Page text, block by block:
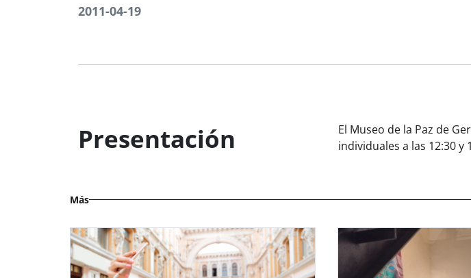
2011-04-19
Presentación
El Museo de la Paz de
individuales a las 12:30 y
Más